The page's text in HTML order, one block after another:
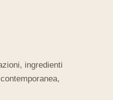
ingredienti